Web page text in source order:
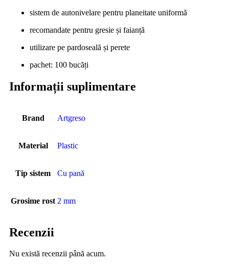
sistem de autonivelare pentru planeitate uniformă
recomandate pentru gresie și faianță
utilizare pe pardoseală și perete
pachet: 100 bucăți
Informații suplimentare
Brand Artgreso
Material Plastic
Tip sistem Cu pană
Grosime rost 2 mm
Recenzii
Nu există recenzii până acum.